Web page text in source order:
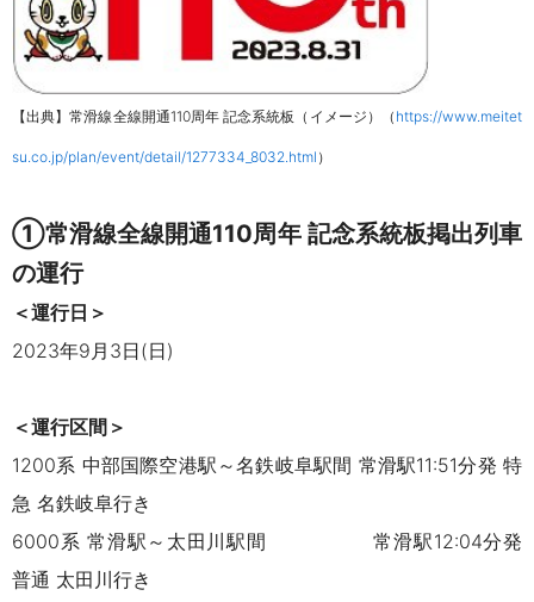
【出典】常滑線全線開通110周年 記念系統板（イメージ）（ https://www.meitet
su.co.jp/plan/event/detail/1277334_8032.html ）
①常滑線全線開通110周年 記念系統板掲出列車
の運行
＜運行日＞
2023年9月3日(日)
＜運行区間＞
1200系 中部国際空港駅～名鉄岐阜駅間 常滑駅11:51分発 特
急 名鉄岐阜行き
6000系 常滑駅～太田川駅間 常滑駅12:04分発
普通 太田川行き